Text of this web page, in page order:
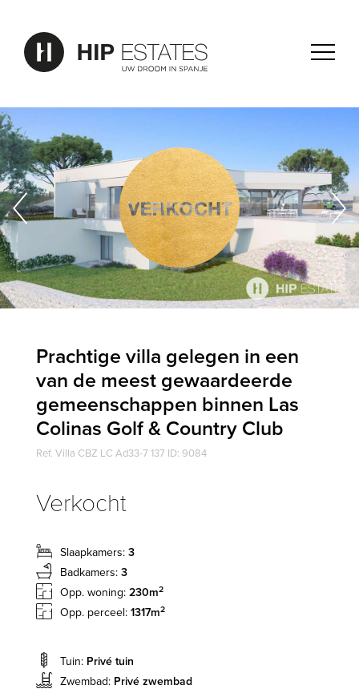
Prachtige villa gelegen in een
van de meest gewaardeerde
gemeenschappen binnen Las
Colinas Golf & Country Club
Ref. Villa CBZ LC Ad33-7 137 ID: 9084
Verkocht
Slaapkamers: 3
Badkamers: 3
Opp. woning: 230m2
Opp. perceel: 1317m2
Tuin: Privé tuin
Zwembad: Privé zwembad